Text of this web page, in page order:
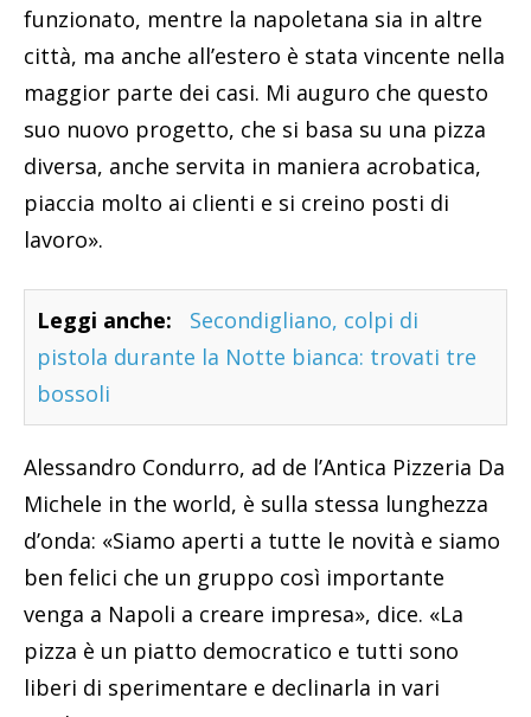
funzionato, mentre la napoletana sia in altre
città, ma anche all’estero è stata vincente nella
maggior parte dei casi. Mi auguro che questo
suo nuovo progetto, che si basa su una pizza
diversa, anche servita in maniera acrobatica,
piaccia molto ai clienti e si creino posti di
lavoro».
Leggi anche:
Secondigliano, colpi di
pistola durante la Notte bianca: trovati tre
bossoli
Alessandro Condurro, ad de l’Antica Pizzeria Da
Michele in the world, è sulla stessa lunghezza
d’onda: «Siamo aperti a tutte le novità e siamo
ben felici che un gruppo così importante
venga a Napoli a creare impresa», dice. «La
pizza è un piatto democratico e tutti sono
liberi di sperimentare e declinarla in vari